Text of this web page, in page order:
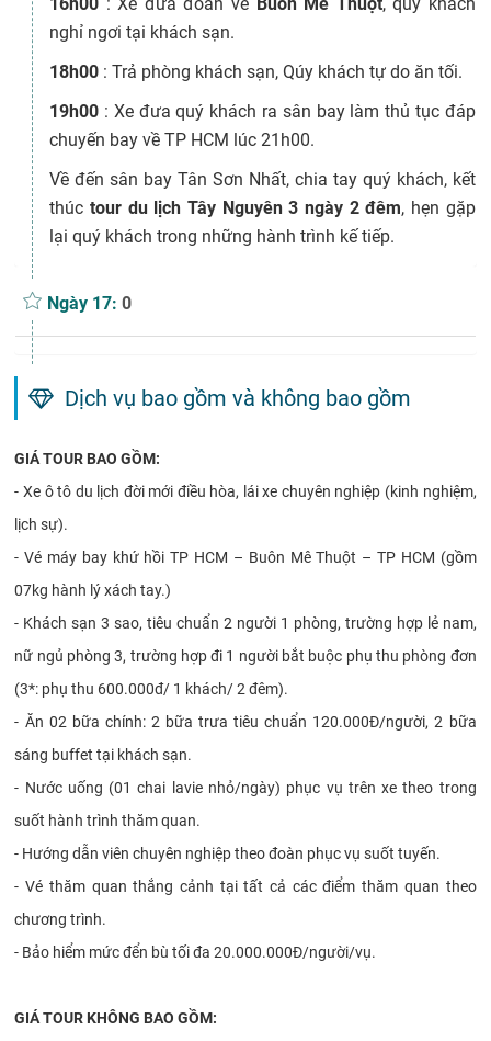
nghỉ ngơi tại khách sạn.
18h00 : Trả phòng khách sạn, Qúy khách tự do ăn tối.
19h00 : Xe đưa quý khách ra sân bay làm thủ tục đáp
chuyến bay về TP HCM lúc 21h00.
Về đến sân bay Tân Sơn Nhất, chia tay quý khách, kết
thúctour du lịch Tây Nguyên 3 ngày 2 đêm, hẹn gặp
lại quý khách trong những hành trình kế tiếp.
Ngày 17:0
Dịch vụ bao gồm và không bao gồm
GIÁ TOUR BAO GỒM:
- Xe ô tô du lịch đời mới điều hòa, lái xe chuyên nghiệp (kinh nghiệm,
lịch sự).
- Vé máy bay khứ hồi TP HCM – Buôn Mê Thuột – TP HCM (gồm
07kg hành lý xách tay.)
- Khách sạn 3 sao, tiêu chuẩn 2 người 1 phòng, trường hợp lẻ nam,
nữ ngủ phòng 3, trường hợp đi 1 người bắt buộc phụ thu phòng đơn
(3*: phụ thu 600.000đ/ 1 khách/ 2 đêm).
- Ăn 02 bữa chính: 2 bữa trưa tiêu chuẩn 120.000Đ/người, 2 bữa
sáng buffet tại khách sạn.
- Nước uống (01 chai lavie nhỏ/ngày) phục vụ trên xe theo trong
suốt hành trình thăm quan.
- Hướng dẫn viên chuyên nghiệp theo đoàn phục vụ suốt tuyến.
- Vé thăm quan thắng cảnh tại tất cả các điểm thăm quan theo
chương trình.
- Bảo hiểm mức đển bù tối đa 20.000.000Đ/người/vụ.
GIÁ TOUR KHÔNG BAO GỒM: